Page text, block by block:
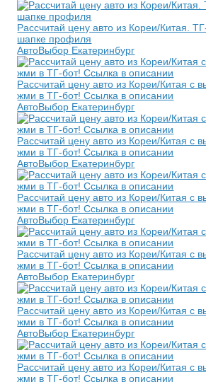
Рассчитай цену авто из Кореи/Китая.
шапке профиля
АвтоВыбор Екатеринбург
Рассчитай цену авто из Кореи/Китая с
жми в ТГ-бот! Ссылка в описании
АвтоВыбор Екатеринбург
Рассчитай цену авто из Кореи/Китая с
жми в ТГ-бот! Ссылка в описании
АвтоВыбор Екатеринбург
Рассчитай цену авто из Кореи/Китая с
жми в ТГ-бот! Ссылка в описании
АвтоВыбор Екатеринбург
Рассчитай цену авто из Кореи/Китая с
жми в ТГ-бот! Ссылка в описании
АвтоВыбор Екатеринбург
Рассчитай цену авто из Кореи/Китая с
жми в ТГ-бот! Ссылка в описании
АвтоВыбор Екатеринбург
Рассчитай цену авто из Кореи/Китая с
жми в ТГ-бот! Ссылка в описании